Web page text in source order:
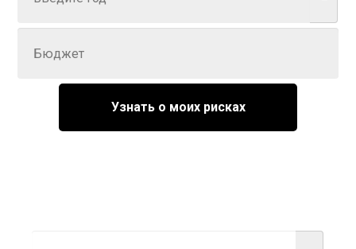
Узнать о моих рисках